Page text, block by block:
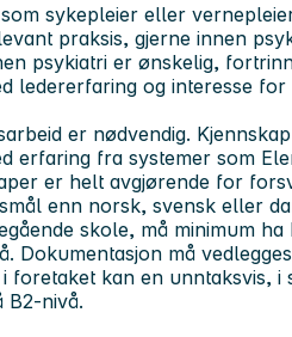
sykepleier eller
praksis, gjerne innen
psykiatri er ønskelig,
ledererfaring og interesse
er nødvendig.
erfaring fra systemer som
er helt avgjørende for
enn norsk, svensk eller
skole, må minimum
Dokumentasjon må
foretaket kan en unntaksvis,
B2-nivå.